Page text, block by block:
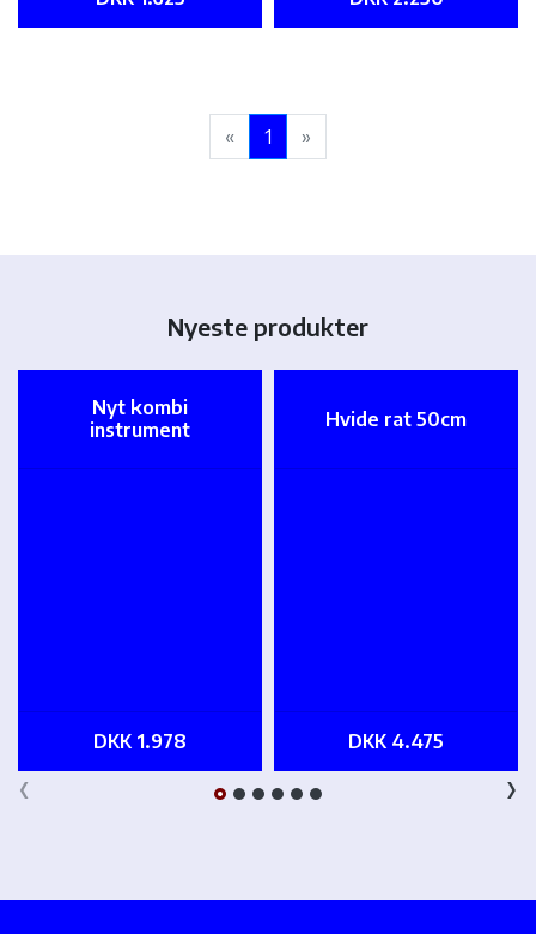
« 1 »
Nyeste produkter
Nyt kombi
instrument
DKK 1.978
Hvide rat 50cm
DKK 4.475
‹ ›